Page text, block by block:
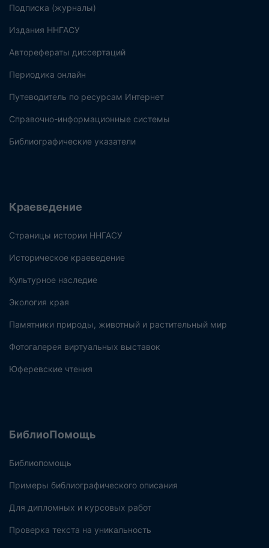
Подписка (журналы)
Издания ННГАСУ
Авторефераты диссертаций
Периодика онлайн
Путеводитель по ресурсам Интернет
Справочно-информационные системы
Библиографические указатели
Краеведение
Страницы истории ННГАСУ
Историческое краеведение
Культурное наследие
Экология края
Памятники природы, животный и растительный мир
Фотогалерея виртуальных выставок
Юферевские чтения
БиблиоПомощь
Библиопомощь
Примеры библиографического описания
Для дипломных и курсовых работ
Проверка текста на уникальность